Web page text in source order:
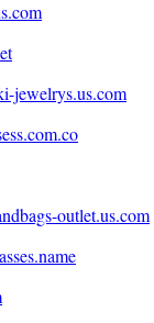
jewelrys.us.com
outlet.us.com